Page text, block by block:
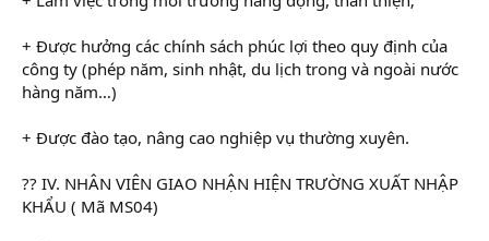
+ Được hưởng các chính sách phúc lợi theo quy định của
công ty (phép năm, sinh nhật, du lịch trong và ngoài nước
hàng năm…)
+ Được đào tạo, nâng cao nghiệp vụ thường xuyên.
?? IV. NHÂN VIÊN GIAO NHẬN HIỆN TRƯỜNG XUẤT NHẬP
KHẨU ( Mã MS04)